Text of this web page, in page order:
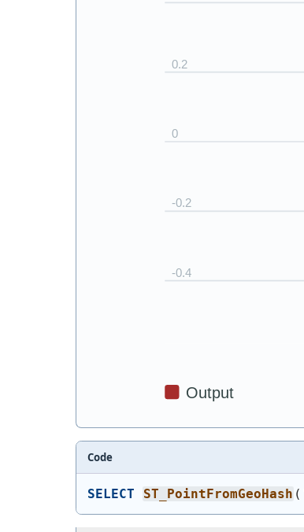
Code
SELECT ST_PointFromGeoHash (